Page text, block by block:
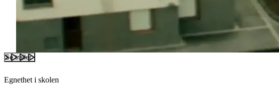
Se trailer
Egnethet i skolen